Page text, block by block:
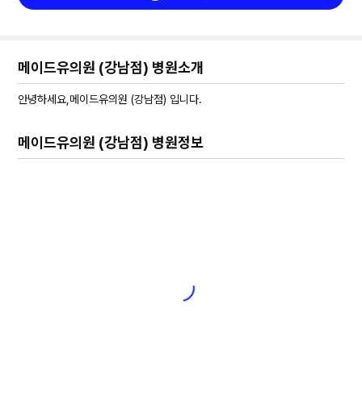
메이드유의원 (강남점) 병원소개
안녕하세요,메이드유의원 (강남점) 입니다.
메이드유의원 (강남점) 병원정보